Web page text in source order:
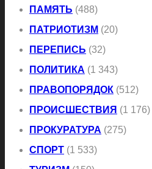
ПАМЯТЬ (488)
ПАТРИОТИЗМ (20)
ПЕРЕПИСЬ (32)
ПОЛИТИКА (1 343)
ПРАВОПОРЯДОК (512)
ПРОИСШЕСТВИЯ (1 176)
ПРОКУРАТУРА (275)
СПОРТ (1 533)